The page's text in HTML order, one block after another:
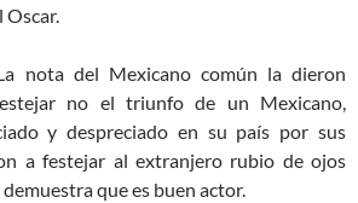
Oscar.
nota del Mexicano común la dieron
no el triunfo de un Mexicano,
y despreciado en su país por sus
a festejar al extranjero rubio de ojos
que es buen actor.